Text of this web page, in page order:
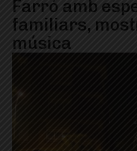
Farró amb
familiars,
música